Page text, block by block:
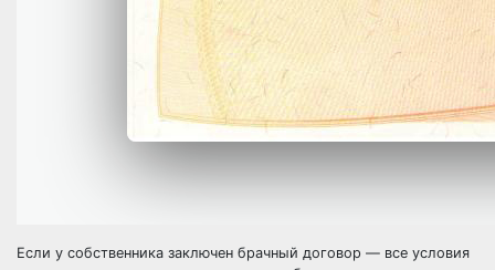
Если у собственника заключен брачный договор — все условия